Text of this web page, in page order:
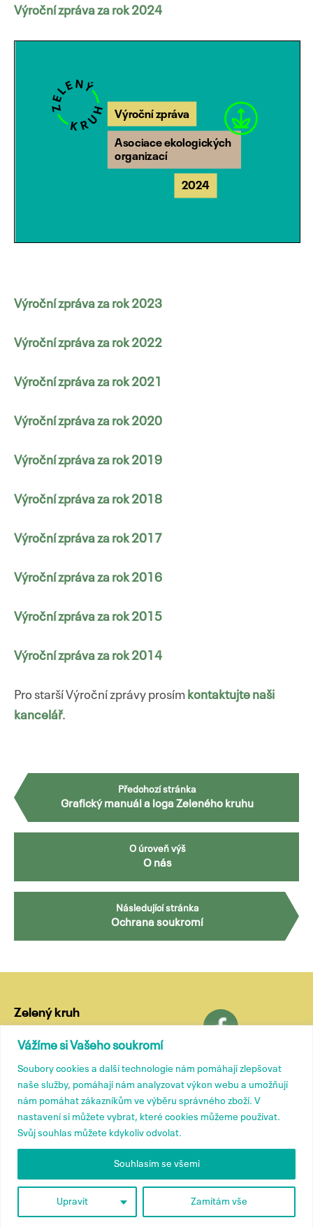
Vážíme si Vašeho soukromí
Soubory cookies a další technologie nám pomáhají zlepšovat
naše služby, pomáhají nám analyzovat výkon webu a umožňují
nám pomáhat zákazníkům ve výběru správného zboží. V
nastavení si můžete vybrat, které cookies můžeme používat.
Svůj souhlas můžete kdykoliv odvolat.
Upravit Zamítám vše
Souhlasím se všemi
Výroční zpráva za rok 2024
Výroční zpráva za rok 2023
Výroční zpráva za rok 2022
Výroční zpráva za rok 2021
Výroční zpráva za rok 2020
Výroční zpráva za rok 2019
Výroční zpráva za rok 2018
Výroční zpráva za rok 2017
Výroční zpráva za rok 2016
Výroční zpráva za rok 2015
Výroční zpráva za rok 2014
Pro starší Výroční zprávy prosím kontaktujte naši
kancelář.
Předchozí stránka
Grafický manuál a loga Zeleného kruhu
O úroveň výš
O nás
Následující stránka
Ochrana soukromí
Zelený kruh
120 00 Praha 2
tel.: (+420) 799 572 435
e-mail:
kancelar@zelenykruh.cz
Přidružené členství
O nás
Kontakty